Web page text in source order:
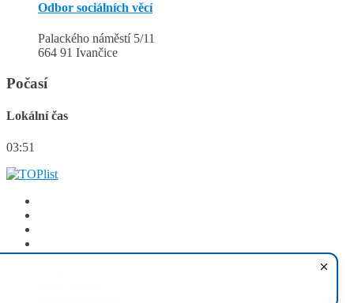
Odbor sociálních věcí
Palackého náměstí 5/11
664 91 Ivančice
Počasí
Lokální čas
03:51